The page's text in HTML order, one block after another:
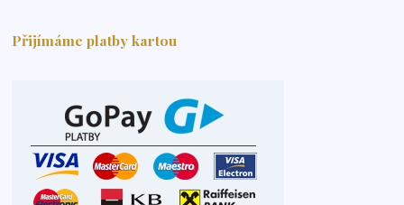
Přijímáme platby kartou